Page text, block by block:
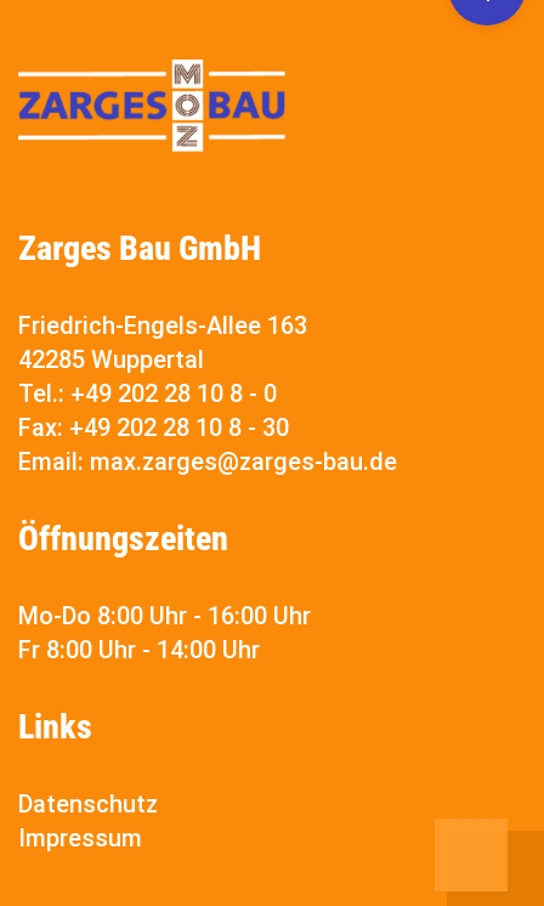
Zarges Bau GmbH
Friedrich-Engels-Allee 163
42285 Wuppertal
Tel.: +49 202 28 10 8 - 0
Fax: +49 202 28 10 8 - 30
Email: max.zarges@zarges-bau.de
Öffnungszeiten
Mo-Do 8:00 Uhr - 16:00 Uhr
Fr 8:00 Uhr - 14:00 Uhr
Links
Datenschutz
Impressum